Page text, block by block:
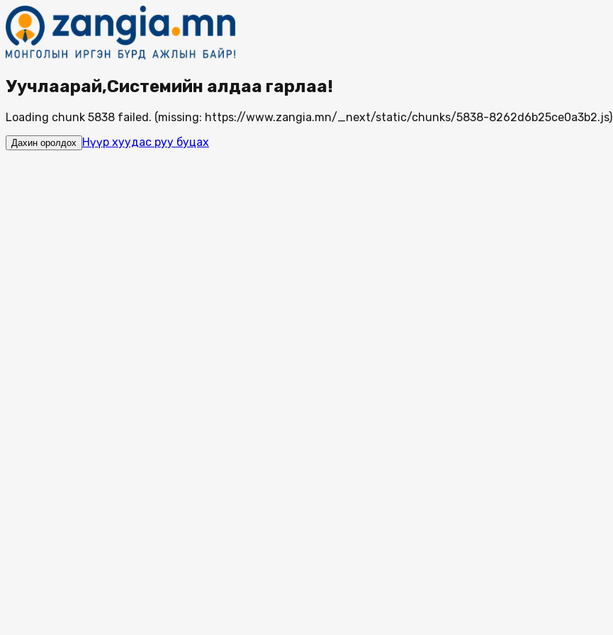
Уучлаарай,Системийн алдаа гарлаа!
Loading chunk 5838 failed. (missing: https://www.zangia.mn/_next/static/chunks/5838-8262d6b25ce0a3b2.js)
Дахин оролдох Нүүр хуудас руу буцах